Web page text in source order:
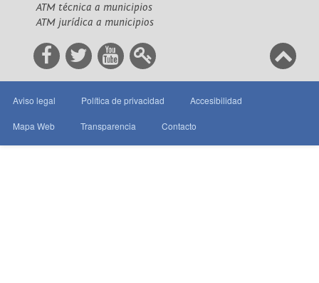
ATM técnica a municipios
ATM jurídica a municipios
Aviso legal Política de privacidad Accesibilidad
Mapa Web Transparencia Contacto